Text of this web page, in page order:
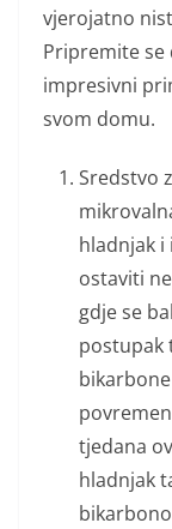
vjerojatno
Pripremite se
impresivni
svom domu.
Sredstvo
hladnjak i
ostaviti
gdje se
postupak
tjedana
hladnjak